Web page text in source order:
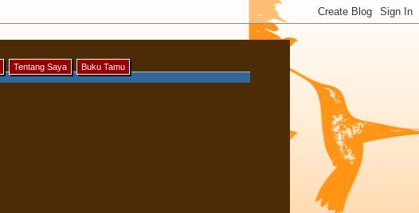
Tentang Saya Buku Tamu